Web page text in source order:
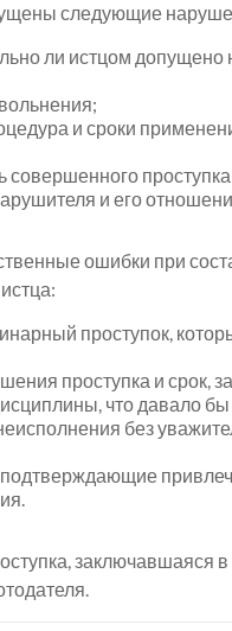
следующие
ли истцом
и сроки
совершенного
и его
ошибки при
проступок,
проступка и срок,
что давало бы
без
заключавшаяся